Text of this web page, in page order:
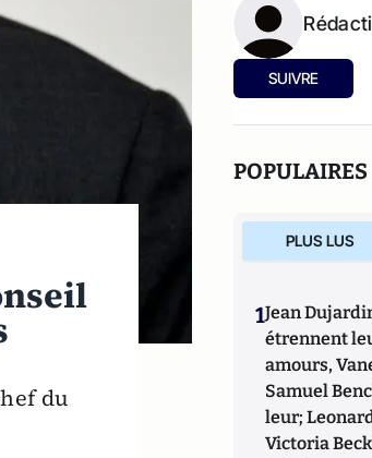
du
SUIVRE
POPULAIRES
PLUS LUS
1Jean
étrennent
amours,
Samuel
leur;
Victoria